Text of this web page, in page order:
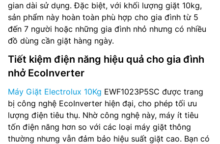
gian dài sử dụng. Đặc biệt, với khối lượng giặt 10kg,
sản phẩm này hoàn toàn phù hợp cho gia đình từ 5
đến 7 người hoặc những gia đình nhỏ nhưng có nhiều
đồ dùng cần giặt hàng ngày.
Tiết kiệm điện năng hiệu quả cho gia đình
nhở EcoInverter
Máy Giặt Electrolux 10Kg EWF1023P5SC được trang
bị công nghệ EcoInverter hiện đại, cho phép tối ưu
lượng điện tiêu thụ. Nhờ công nghệ này, máy ít tiêu
tốn điện năng hơn so với các loại máy giặt thông
thường nhưng vẫn đảm bảo hiệu suất giặt cao. Bạn có